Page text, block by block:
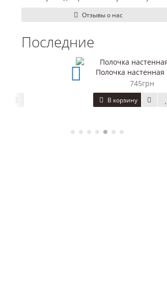
Отзывы о нас
Последние
Полочка настенная Family